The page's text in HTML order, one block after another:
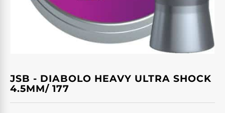
JSB - DIABOLO HEAVY ULTRA SHOCK
4.5MM/ 177